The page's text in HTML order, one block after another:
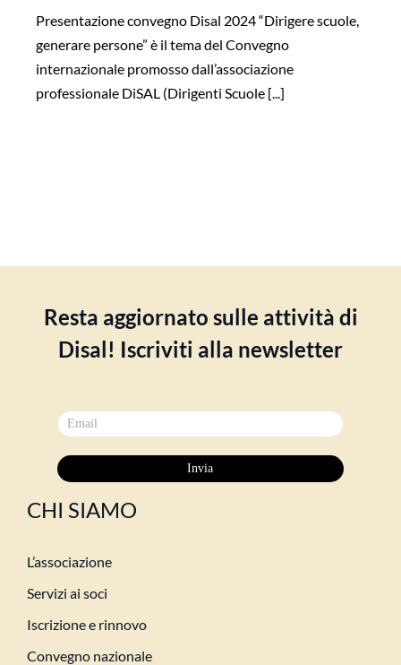
Presentazione convegno Disal 2024 “Dirigere scuole,
generare persone” è il tema del Convegno
internazionale promosso dall’associazione
professionale DiSAL (Dirigenti Scuole [...]
Resta aggiornato sulle attività di
Disal! Iscriviti alla newsletter
CHI SIAMO
L’associazione
Servizi ai soci
Iscrizione e rinnovo
Convegno nazionale